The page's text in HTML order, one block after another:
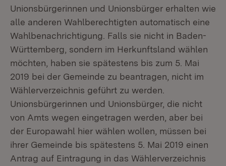
Unionsbürgerinnen und Unionsbürger erhalten wie
alle anderen Wahlberechtigten automatisch eine
Wahlbenachrichtigung. Falls sie nicht in Baden-
Württemberg, sondern im Herkunftsland wählen
möchten, haben sie spätestens bis zum 5. Mai
2019 bei der Gemeinde zu beantragen, nicht im
Wählerverzeichnis geführt zu werden.
Unionsbürgerinnen und Unionsbürger, die nicht
von Amts wegen eingetragen werden, aber bei
der Europawahl hier wählen wollen, müssen bei
ihrer Gemeinde bis spätestens 5. Mai 2019 einen
Antrag auf Eintragung in das Wählerverzeichnis